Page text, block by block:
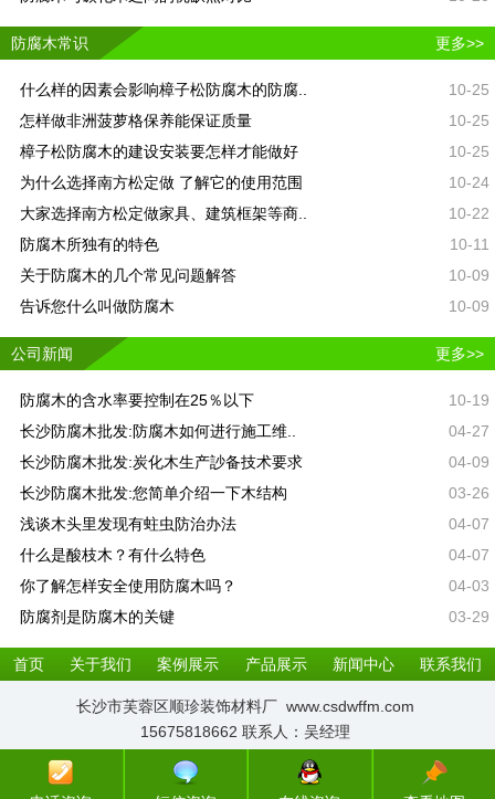
防腐木常识 更多>>
什么样的因素会影响樟子松防腐木的防腐..
10-25
怎样做非洲菠萝格保养能保证质量
10-25
樟子松防腐木的建设安装要怎样才能做好
10-25
为什么选择南方松定做 了解它的使用范围
10-24
大家选择南方松定做家具、建筑框架等商..
10-22
防腐木所独有的特色
10-11
关于防腐木的几个常见问题解答
10-09
告诉您什么叫做防腐木
10-09
公司新闻 更多>>
防腐木的含水率要控制在25％以下
10-19
长沙防腐木批发:防腐木如何进行施工维..
04-27
长沙防腐木批发:炭化木生产訬备技术要求
04-09
长沙防腐木批发:您简单介绍一下木结构
03-26
浅谈木头里发现有蛀虫防治办法
04-07
什么是酸枝木？有什么特色
04-07
你了解怎样安全使用防腐木吗？
04-03
防腐剂是防腐木的关键
03-29
首页 关于我们 案例展示 产品展示 新闻中心 联系我们
长沙市芙蓉区顺珍装饰材料厂 www.csdwffm.com
15675818662 联系人：吴经理